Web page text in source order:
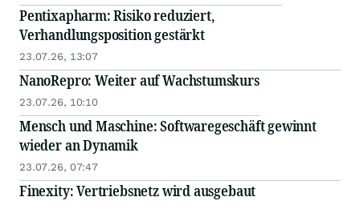
Pentixapharm: Risiko reduziert,
Verhandlungsposition gestärkt
23.07.26, 13:07
NanoRepro: Weiter auf Wachstumskurs
23.07.26, 10:10
Mensch und Maschine: Softwaregeschäft gewinnt
wieder an Dynamik
23.07.26, 07:47
Finexity: Vertriebsnetz wird ausgebaut